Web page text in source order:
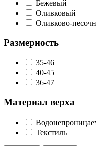
Бежевый
Оливковый
Оливково-
Размерность
35-46
40-45
36-47
Материал верха
Текстиль